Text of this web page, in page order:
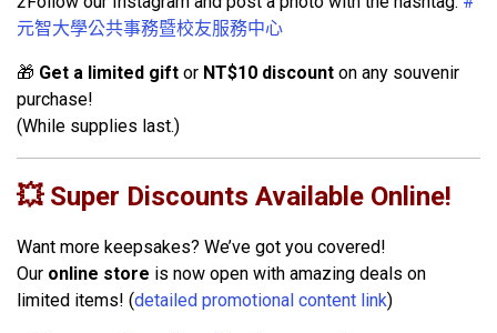
元智大學公共事務暨校友服務中心
🎁 Get a limited gift or NT$10 discount on any souvenir
purchase!
(While supplies last.)
💥Super Discounts Available Online!
Want more keepsakes? We’ve got you covered!
Our online store is now open with amazing deals on
limited items! (detailed promotional content link)